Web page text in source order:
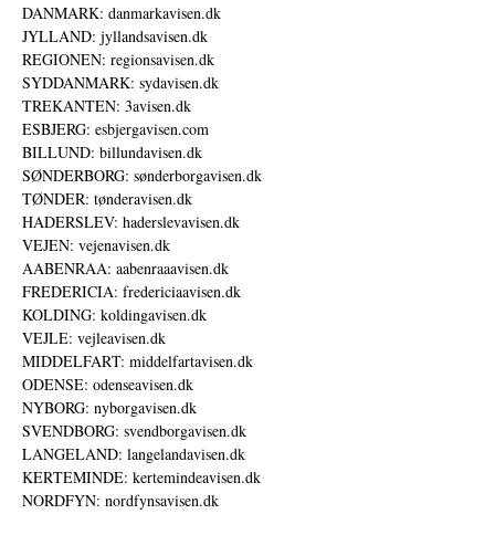
DANMARK: danmarkavisen.dk
JYLLAND: jyllandsavisen.dk
REGIONEN: regionsavisen.dk
SYDDANMARK: sydavisen.dk
TREKANTEN: 3avisen.dk
ESBJERG: esbjergavisen.com
BILLUND: billundavisen.dk
SØNDERBORG: sønderborgavisen.dk
TØNDER: tønderavisen.dk
HADERSLEV: haderslevavisen.dk
VEJEN: vejenavisen.dk
AABENRAA: aabenraaavisen.dk
FREDERICIA: fredericiaavisen.dk
KOLDING: koldingavisen.dk
VEJLE: vejleavisen.dk
MIDDELFART: middelfartavisen.dk
ODENSE: odenseavisen.dk
NYBORG: nyborgavisen.dk
SVENDBORG: svendborgavisen.dk
LANGELAND: langelandavisen.dk
KERTEMINDE: kertemindeavisen.dk
NORDFYN: nordfynsavisen.dk